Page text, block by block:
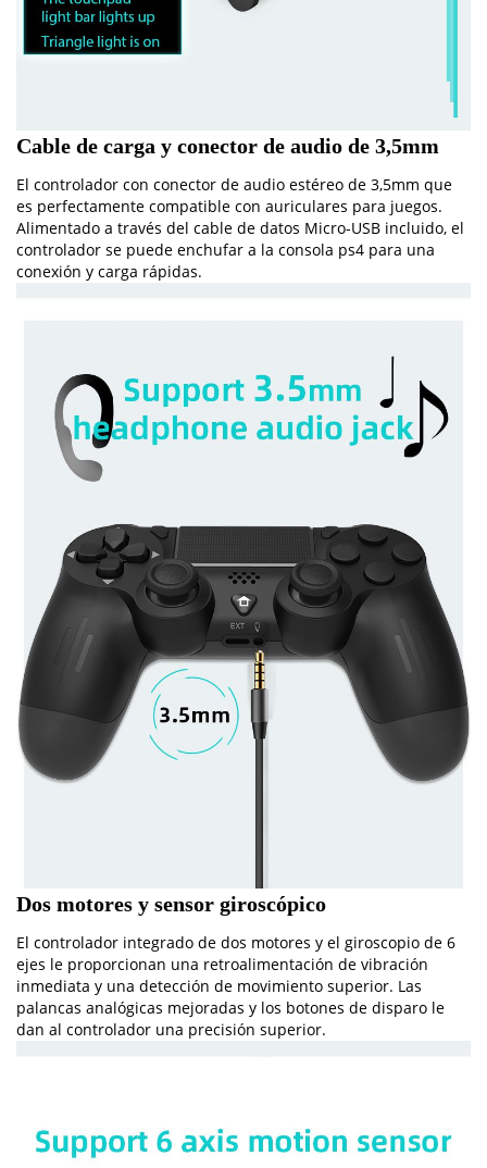
Cable de carga y conector de audio de 3,5mm
El controlador con conector de audio estéreo de 3,5mm que
es perfectamente compatible con auriculares para juegos.
Alimentado a través del cable de datos Micro-USB incluido, el
controlador se puede enchufar a la consola ps4 para una
conexión y carga rápidas.
Dos motores y sensor giroscópico
El controlador integrado de dos motores y el giroscopio de 6
ejes le proporcionan una retroalimentación de vibración
inmediata y una detección de movimiento superior. Las
palancas analógicas mejoradas y los botones de disparo le
dan al controlador una precisión superior.